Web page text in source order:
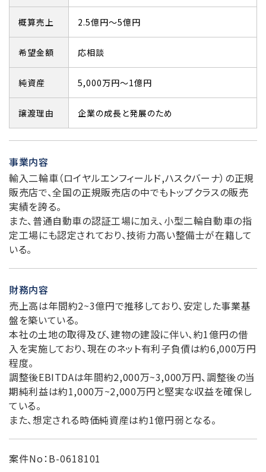
概算売上 2.5億円～5億円
希望金額 応相談
純資産 5,000万円～1億円
譲渡理由 企業の成長と発展のため
事業内容
輸入二輪車（ロイヤルエンフィールド,ハスクバーナ）の正規
販売店で、全国の正規販売店の中でもトップクラスの販売
実績を誇る。
また、普通自動車の認証工場に加え、小型二輪自動車の指
定工場にも認定されており、技術力高い整備士が在籍して
いる。
財務内容
売上高は年間約2~3億円で推移しており、安定した事業基
盤を築いている。
本社の土地の取得及び、建物の建設に伴い、約1億円の借
入を実施しており、現在のネット有利子負債は約6,000万円
程度。
調整後EBITDAは年間約2,000万~3,000万円、調整後の当
期純利益は約1,000万~2,000万円と堅実な収益を確保し
ている。
また、想定される時価純資産は約1億円弱となる。
案件No：B-0618101